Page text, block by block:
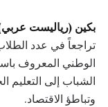
بكين (رياليست
تراجعاً في عدد
الوطني المعروف
الشباب إلى
وتباطؤ الاقتصاد.